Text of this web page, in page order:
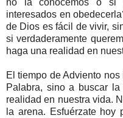
no la conocemos o si
interesados en
de Dios es fácil de vivir,
si verdaderamente
haga una realidad en
El tiempo de Adviento
Palabra, sino a buscar
realidad en nuestra vida.
la arena. Esfuérzate